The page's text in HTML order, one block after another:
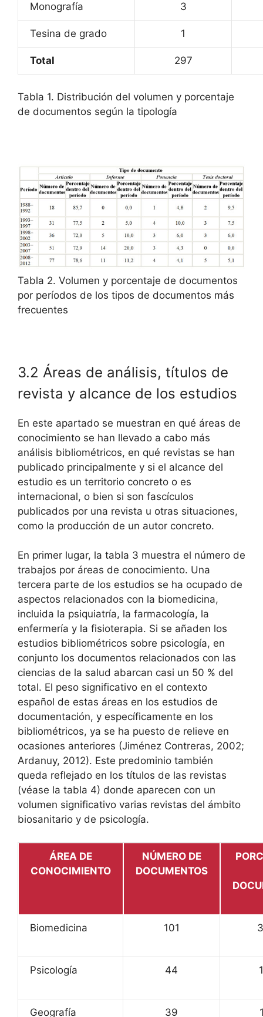
Monografía 3
Tesina de grado 1
Total 297
Tabla 1. Distribución del volumen y porcentaje
de documentos según la tipología
Tabla 2. Volumen y porcentaje de documentos
por períodos de los tipos de documentos más
frecuentes
3.2 Áreas de análisis, títulos de
revista y alcance de los estudios
En este apartado se muestran en qué áreas de
conocimiento se han llevado a cabo más
análisis bibliométricos, en qué revistas se han
publicado principalmente y si el alcance del
estudio es un territorio concreto o es
internacional, o bien si son fascículos
publicados por una revista u otras situaciones,
como la producción de un autor concreto.
En primer lugar, la tabla 3 muestra el número de
trabajos por áreas de conocimiento. Una
tercera parte de los estudios se ha ocupado de
aspectos relacionados con la biomedicina,
incluida la psiquiatría, la farmacología, la
enfermería y la fisioterapia. Si se añaden los
estudios bibliométricos sobre psicología, en
conjunto los documentos relacionados con las
ciencias de la salud abarcan casi un 50 % del
total. El peso significativo en el contexto
español de estas áreas en los estudios de
documentación, y específicamente en los
bibliométricos, ya se ha puesto de relieve en
ocasiones anteriores (Jiménez Contreras, 2002;
Ardanuy, 2012). Este predominio también
queda reflejado en los títulos de las revistas
(véase la tabla 4) donde aparecen con un
volumen significativo varias revistas del ámbito
biosanitario y de psicología.
ÁREA DE
CONOCIMIENTO
NÚMERO DE
DOCUMENTOS
Biomedicina 101
Psicología 44
Geografía 39